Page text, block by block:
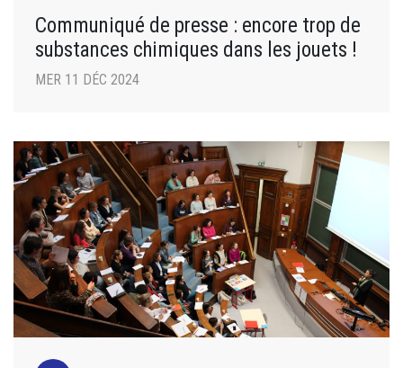
Communiqué de presse : encore trop de
substances chimiques dans les jouets !
MER 11 DÉC 2024